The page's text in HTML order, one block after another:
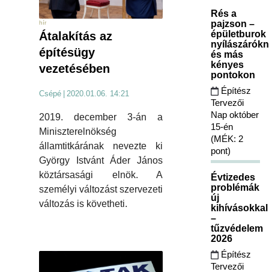
hír
Átalakítás az
építésügy
vezetésében
Csépé 2020.01.06. 14:21
2019. december 3-án a
Miniszterelnökség
államtitkárának nevezte ki
György Istvánt Áder János
köztársasági elnök. A
személyi változást szervezeti
változás is követheti.
Rés a
pajzson –
épületburok
és más
kényes
pontokon
Építész
Tervezői
Nap október
15-én
(MÉK: 2
pont)
Évtizedes
problémák
új
kihívásokkal
–
tűzvédelem
2026
Építész
Tervezői